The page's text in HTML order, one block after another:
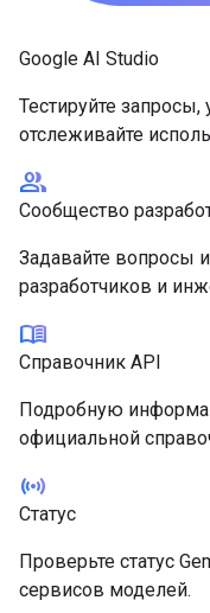
Google AI Studio
Тестируйте
отслеживайте
group
Сообщество
Задавайте вопросы
разработчиков и
menu_book
Справочник API
Подробную
официальной
sensors
Статус
Проверьте статус
сервисов моделей.